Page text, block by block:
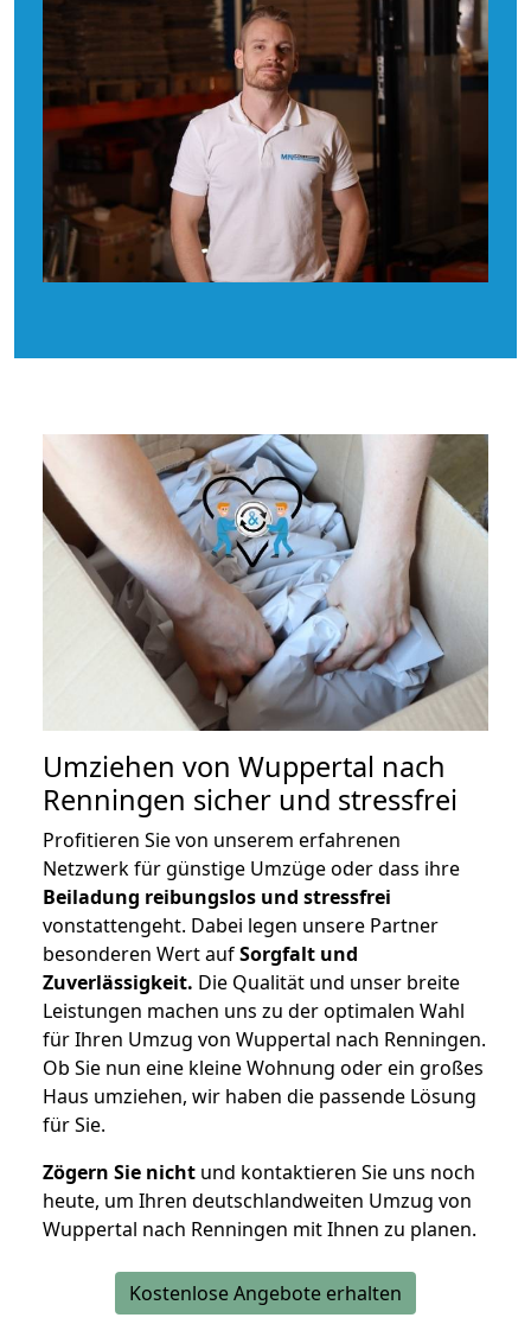
Umziehen von Wuppertal nach
Renningen sicher und stressfrei
Profitieren Sie von unserem erfahrenen
Netzwerk für günstige Umzüge oder dass ihre
Beiladung reibungslos und stressfrei
vonstattengeht. Dabei legen unsere Partner
besonderen Wert aufSorgfalt und
Zuverlässigkeit. Die Qualität und unser breite
Leistungen machen uns zu der optimalen Wahl
für Ihren Umzug von Wuppertal nach Renningen.
Ob Sie nun eine kleine Wohnung oder ein großes
Haus umziehen, wir haben die passende Lösung
für Sie.
Zögern Sie nicht und kontaktieren Sie uns noch
heute, um Ihren deutschlandweiten Umzug von
Wuppertal nach Renningen mit Ihnen zu planen.
Kostenlose Angebote erhalten